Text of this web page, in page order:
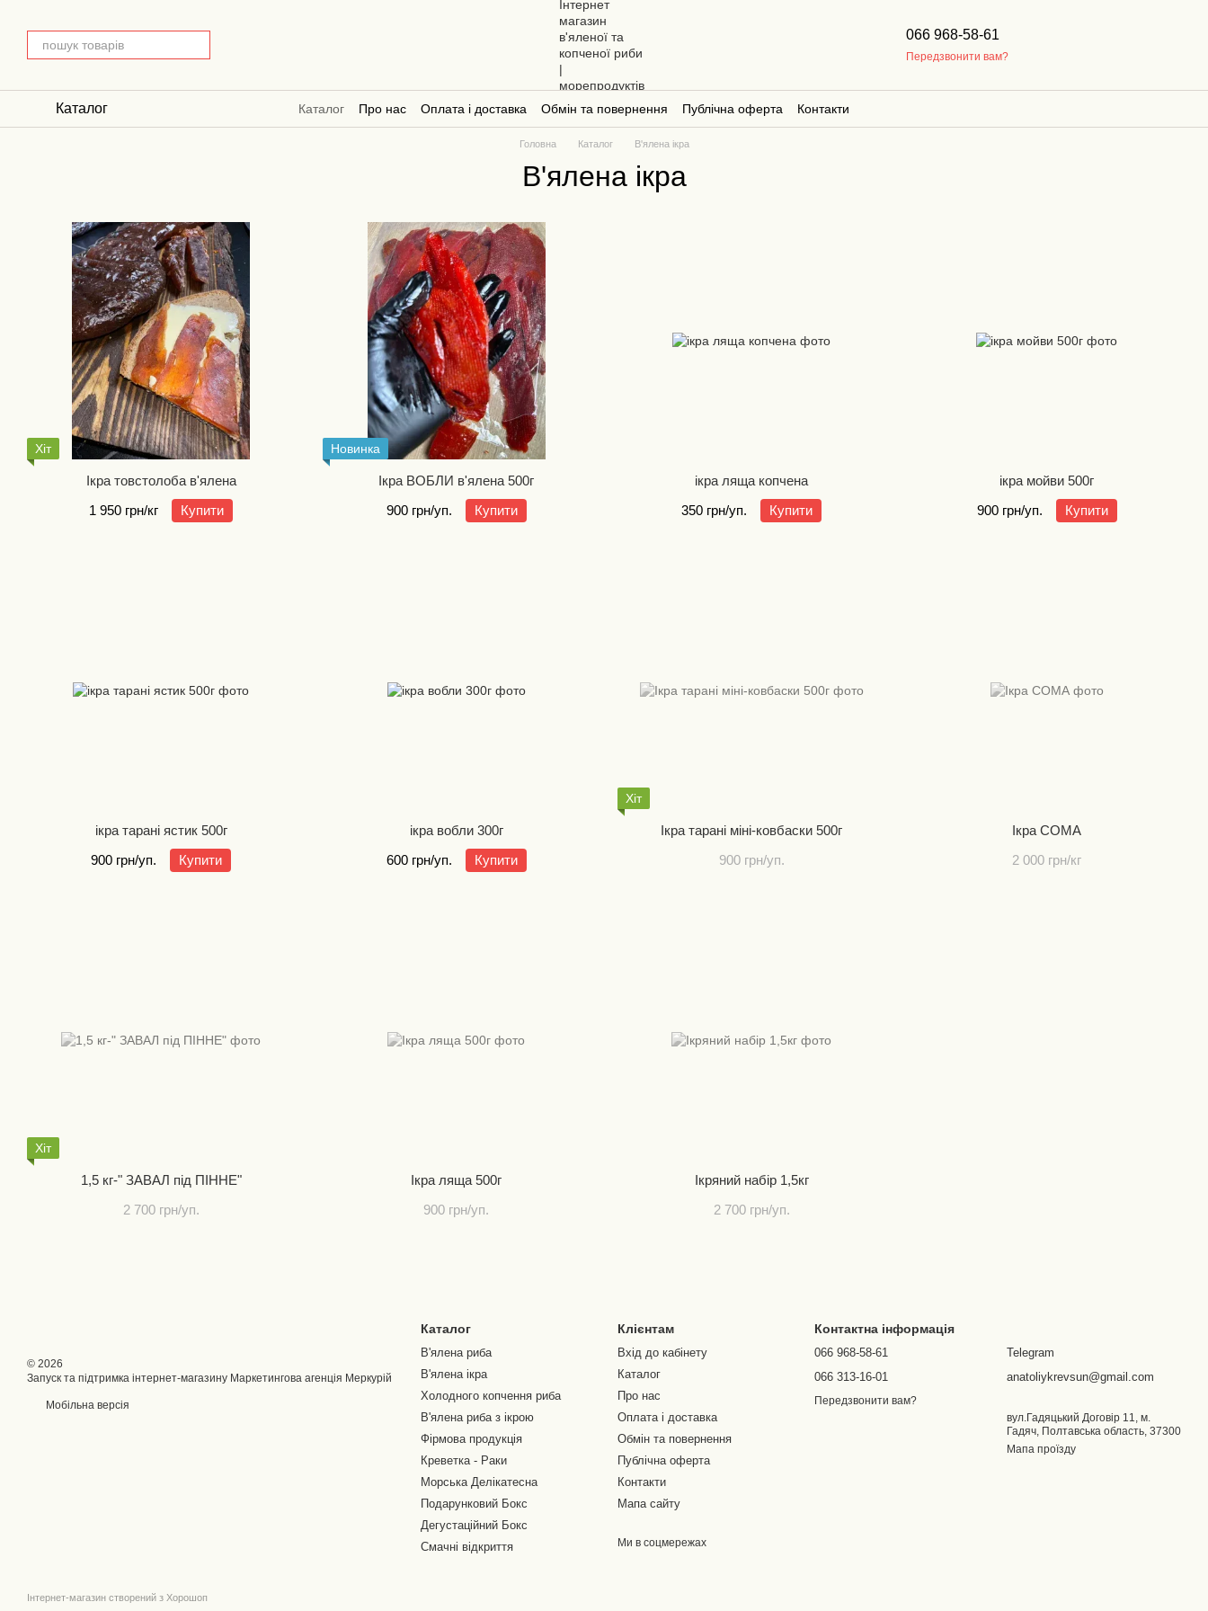
066 968-58-61
Передзвонити вам?
Каталог Каталог Про нас Оплата і доставка Обмін та повернення Публічна оферта Контакти
Головна Каталог В'ялена ікра
В'ялена ікра
Хіт
Ікра товстолоба в'ялена
1 950 грн/кг
Купити
Новинка
Ікра ВОБЛИ в'ялена 500г
900 грн/уп.
Купити
ікра ляща копчена
350 грн/уп.
Купити
ікра мойви 500г
900 грн/уп.
Купити
ікра тарані ястик 500г
900 грн/уп.
Купити
ікра вобли 300г
600 грн/уп.
Купити
Хіт
Ікра тарані міні-ковбаски 500г
900 грн/уп.
Ікра СОМА
2 000 грн/кг
Хіт
1,5 кг-" ЗАВАЛ під ПІННЕ"
2 700 грн/уп.
Ікра ляща 500г
900 грн/уп.
Ікряний набір 1,5кг
2 700 грн/уп.
© 2026
Запуск та підтримка інтернет-магазину Маркетингова агенція Меркурій
Мобільна версія
Інтернет-магазин створений з Хорошоп
Каталог
В'ялена риба
В'ялена ікра
Холодного копчення риба
В'ялена риба з ікрою
Фірмова продукція
Креветка - Раки
Морська Делікатесна
Подарунковий Бокс
Дегустаційний Бокс
Смачні відкриття
Клієнтам
Вхід до кабінету
Каталог
Про нас
Оплата і доставка
Обмін та повернення
Публічна оферта
Контакти
Мапа сайту
Ми в соцмережах
Контактна інформація
066 968-58-61
066 313-16-01
Передзвонити вам?
Telegram
anatoliykrevsun@gmail.com
вул.Гадяцький Договір 11, м.
Гадяч, Полтавська область, 37300
Мапа проїзду